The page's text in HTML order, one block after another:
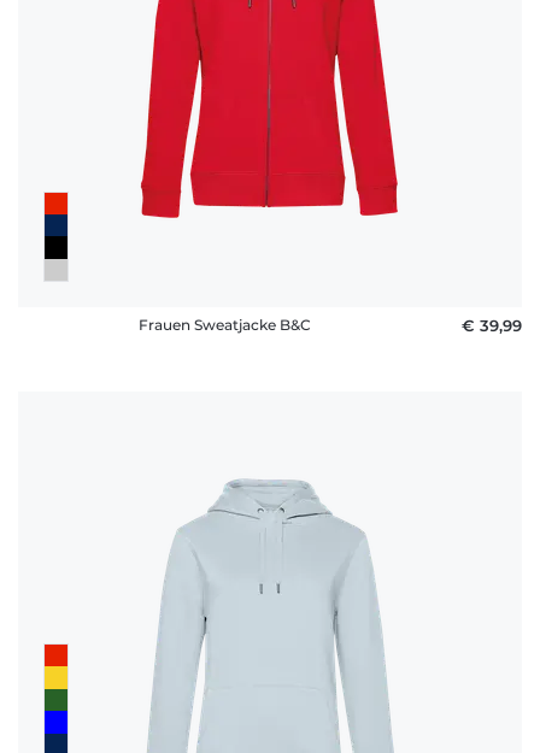
Frauen Sweatjacke B&C € 39,99